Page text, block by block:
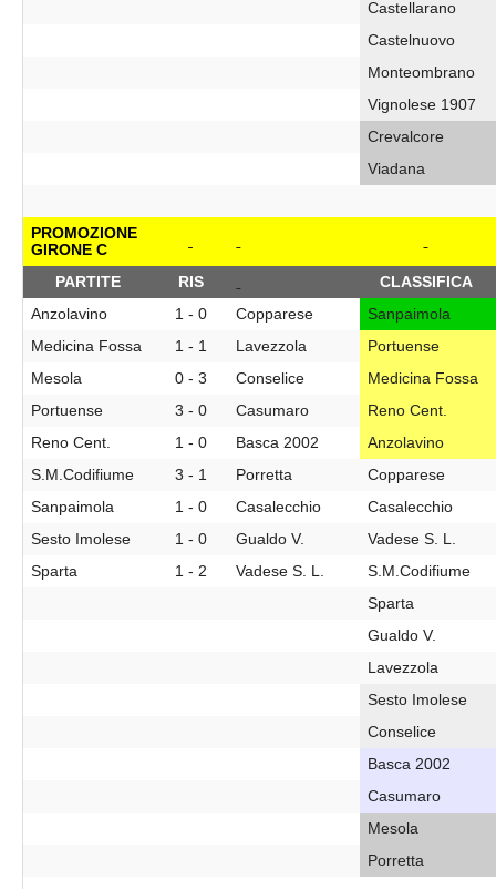
Castellarano
Castelnuovo
Monteombrano
Vignolese 1907
Crevalcore
Viadana
PROMOZIONE
GIRONE C
PARTITE
RIS
CLASSIFICA
Anzolavino
1 - 0 Copparese
Sanpaimola
Medicina Fossa
1 - 1 Lavezzola
Portuense
Mesola
0 - 3 Conselice
Medicina Fossa
Portuense
3 - 0 Casumaro
Reno Cent.
Reno Cent.
1 - 0 Basca 2002
Anzolavino
S.M.Codifiume
3 - 1 Porretta
Copparese
Sanpaimola
1 - 0 Casalecchio
Casalecchio
Sesto Imolese
1 - 0 Gualdo V.
Vadese S. L.
Sparta
1 - 2 Vadese S. L.
S.M.Codifiume
Sparta
Gualdo V.
Lavezzola
Sesto Imolese
Conselice
Basca 2002
Casumaro
Mesola
Porretta